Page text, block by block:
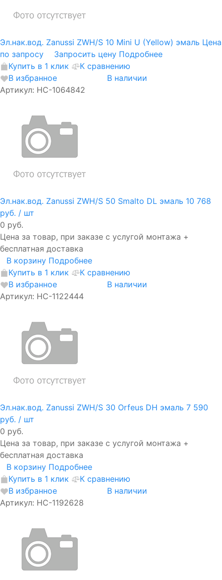
Эл.нак.вод. Zanussi ZWH/S 10 Mini U (Yellow) эмаль Цена
по запросу
Запросить цену Подробнее
Купить в 1 клик
К сравнению
В избранное
В наличии
Артикул: НС-1064842
Эл.нак.вод. Zanussi ZWH/S 50 Smalto DL эмаль 10 768
руб. / шт
0 руб.
Цена за товар, при заказе с услугой монтажа +
бесплатная доставка
В корзину Подробнее
Купить в 1 клик
К сравнению
В избранное
В наличии
Артикул: НС-1122444
Эл.нак.вод. Zanussi ZWH/S 30 Orfeus DH эмаль 7 590
руб. / шт
0 руб.
Цена за товар, при заказе с услугой монтажа +
бесплатная доставка
В корзину Подробнее
Купить в 1 клик
К сравнению
В избранное
В наличии
Артикул: НС-1192628